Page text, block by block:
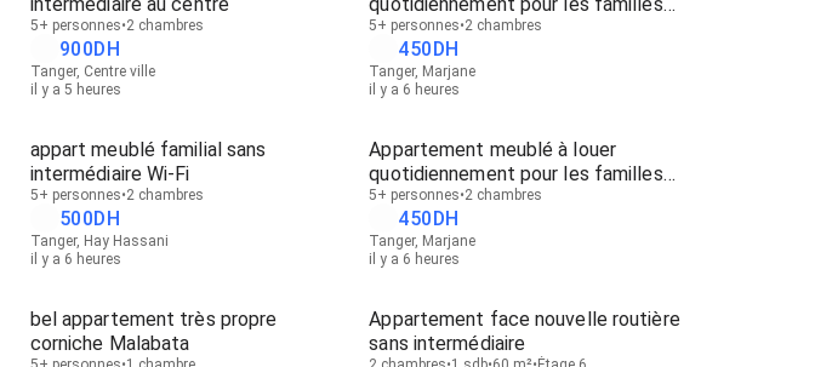
intermédiaire au centre
5+ personnes 2 chambres
900DH
Tanger, Centre ville
il y a 5 heures
quotidiennement pour les familles
sans intermédiaire
5+ personnes 2 chambres
450DH
Tanger, Marjane
il y a 6 heures
appart meublé familial sans
intermédiaire Wi-Fi
5+ personnes 2 chambres
500DH
Tanger, Hay Hassani
il y a 6 heures
Appartement meublé à louer
quotidiennement pour les familles
sans intermédiaire
5+ personnes 2 chambres
450DH
Tanger, Marjane
il y a 6 heures
bel appartement très propre
corniche Malabata
Appartement face nouvelle routière
sans intermédiaire